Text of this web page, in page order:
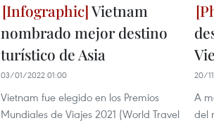
Vietnam
nombrado mejor destino
turístico de Asia
03/01/2022 01:00
Vietnam fue elegido en los Premios
Mundiales de Viajes 2021 (World Travel
20/
A
del